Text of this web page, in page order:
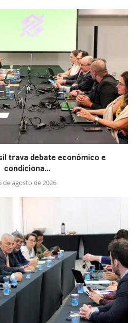
trava debate econômico e
condiciona...
de agosto de 2026